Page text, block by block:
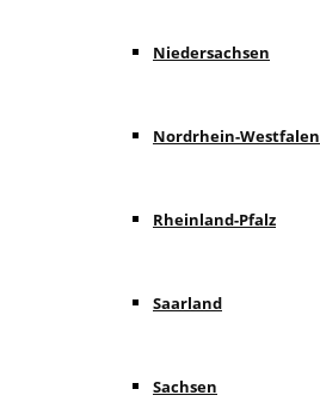
Niedersachsen
Nordrhein-Westfalen
Rheinland-Pfalz
Saarland
Sachsen